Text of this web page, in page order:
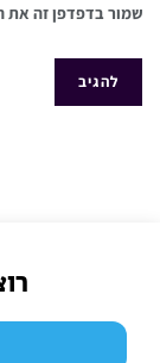
שמור בדפדפן זה את